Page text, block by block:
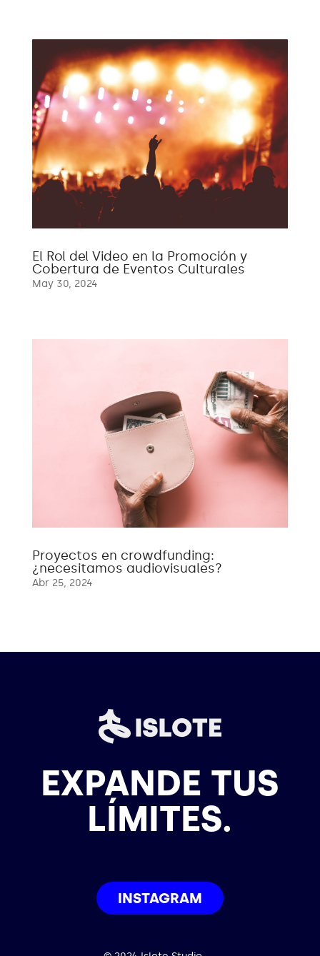
El Rol del Video en la Promoción y
Cobertura de Eventos Culturales
May 30, 2024
Proyectos en crowdfunding:
¿necesitamos audiovisuales?
Abr 25, 2024
EXPANDE TUS
LÍMITES.
INSTAGRAM